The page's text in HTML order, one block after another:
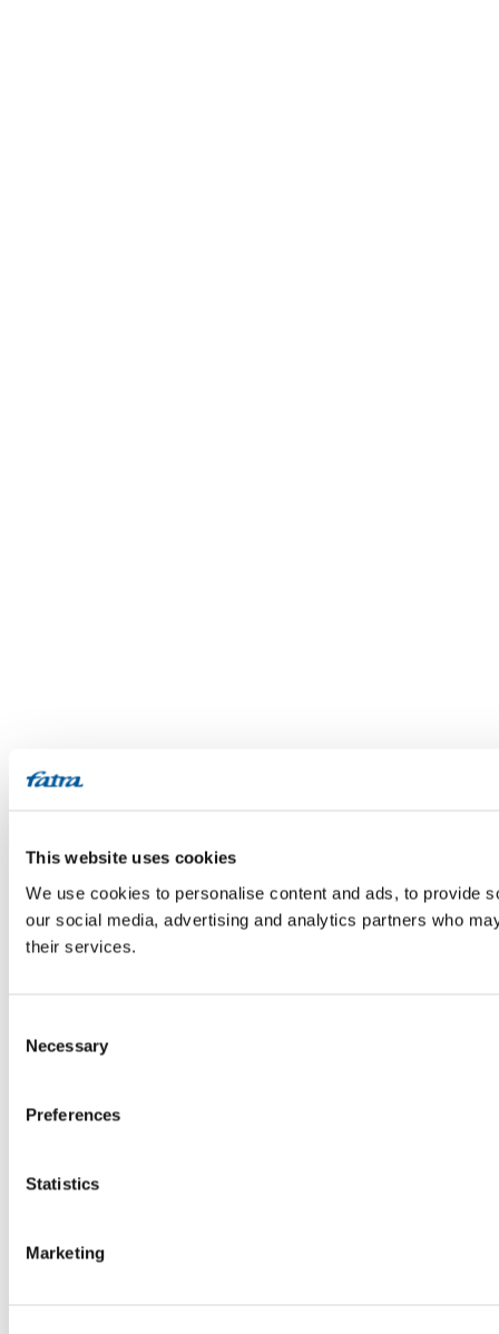
This website uses cookies
We use cookies to personalise content and ads, to provide
our social media, advertising and analytics partners who
their services.
Selection
Necessary
Preferences
Statistics
Marketing